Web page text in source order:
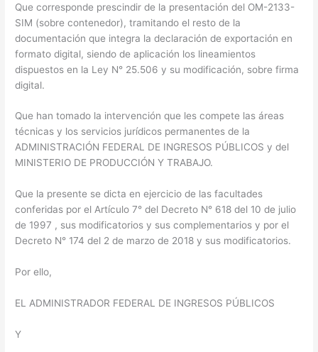
Que corresponde prescindir de la presentación del OM-2133-
SIM (sobre contenedor), tramitando el resto de la
documentación que integra la declaración de exportación en
formato digital, siendo de aplicación los lineamientos
dispuestos en la Ley N° 25.506 y su modificación, sobre firma
digital.
Que han tomado la intervención que les compete las áreas
técnicas y los servicios jurídicos permanentes de la
ADMINISTRACIÓN FEDERAL DE INGRESOS PÚBLICOS y del
MINISTERIO DE PRODUCCIÓN Y TRABAJO.
Que la presente se dicta en ejercicio de las facultades
conferidas por el Artículo 7° del Decreto N° 618 del 10 de julio
de 1997 , sus modificatorios y sus complementarios y por el
Decreto N° 174 del 2 de marzo de 2018 y sus modificatorios.
Por ello,
EL ADMINISTRADOR FEDERAL DE INGRESOS PÚBLICOS
Y